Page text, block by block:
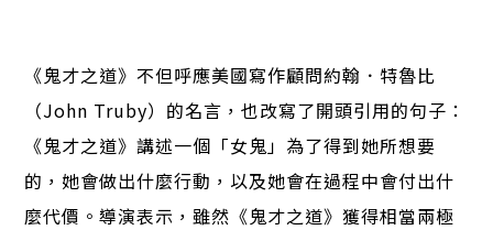
《鬼才之道》不但呼應美國寫作顧問約翰．特魯比
（John Truby）的名言，也改寫了開頭引用的句子：
《鬼才之道》講述一個「女鬼」為了得到她所想要
的，她會做出什麼行動，以及她會在過程中會付出什
麼代價。導演表示，雖然《鬼才之道》獲得相當兩極